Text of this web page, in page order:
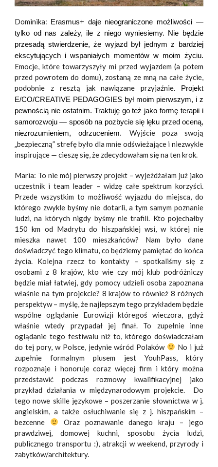
Dominika: Erasmus+ daje nieograniczone możliwości —
tylko od nas zależy, ile z niego wyniesiemy. Nie będzie
przesadą stwierdzenie, że wyjazd był jednym z bardziej
ekscytujących i wspaniałych momentów w moim życiu.
Emocje, które towarzyszyły mi przed wyjazdem (a potem
przed powrotem do domu), zostaną ze mną na całe życie,
podobnie z resztą jak nawiązane przyjaźnie. Projekt
E/CO/CREATIVE PEDAGOGIES był moim pierwszym, i z
pewnością nie ostatnim. Traktuję go też jako formę terapii i
samorozwoju — sposób na pozbycie się lęku przed oceną,
niezrozumieniem, odrzuceniem. Wyjście poza swoją
„bezpieczną” strefę było dla mnie odświeżające i niezwykle
inspirujące — cieszę się, że zdecydowałam się na ten krok.
Maria: To nie mój pierwszy projekt – wyjeżdżałam już jako
uczestnik i team leader – widzę całe spektrum korzyści.
Przede wszystkim to możliwość wyjazdu do miejsca, do
którego zwykle byśmy nie dotarli, a tym samym poznanie
ludzi, na których nigdy byśmy nie trafili. Kto pojechałby
150 km od Madrytu do hiszpańskiej wsi, w której nie
mieszka nawet 100 mieszkańców? Nam było dane
doświadczyć tego klimatu, co będziemy pamiętać do końca
życia. Kolejna rzecz to kontakty – spotkaliśmy się z
osobami z 8 krajów, kto wie czy mój klub podróżniczy
będzie miał łatwiej, gdy pomocy udzieli osoba zapoznana
właśnie na tym projekcie? 8 krajów to również 8 różnych
perspektyw – myślę, że najlepszym tego przykładem będzie
wspólne oglądanie Eurowizji któregoś wieczora, gdyż
właśnie wtedy przypadał jej finał. To zupełnie inne
oglądanie tego festiwalu niż to, którego doświadczałam
do tej pory, w Polsce, jedynie wśród Polaków
No i już
zupełnie formalnym plusem jest YouhPass, który
rozpoznaje i honoruje coraz więcej firm i który można
przedstawić podczas rozmowy kwalifikacyjnej jako
przykład działania w międzynarodowym projekcie. Do
tego nowe skille językowe – poszerzanie słownictwa w j.
angielskim, a także osłuchiwanie się z j. hiszpańskim –
bezcenne
Oraz poznawanie danego kraju – jego
prawdziwej, domowej kuchni, sposobu życia ludzi,
publicznego transportu :), atrakcji w weekend, przyrody i
zabytków/architektury.